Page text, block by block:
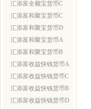
汇添富全额宝货币C
汇添富和聚宝货币C
汇添富和聚宝货币D
汇添富和聚宝货币A
汇添富和聚宝货币B
汇添富收益快钱货币A
汇添富收益快钱货币C
汇添富收益快钱货币B
汇添富收益快钱货币D